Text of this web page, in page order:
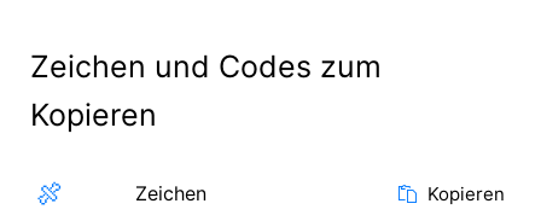
Zeichen und Codes zum
Kopieren
🍖 Zeichen Kopieren